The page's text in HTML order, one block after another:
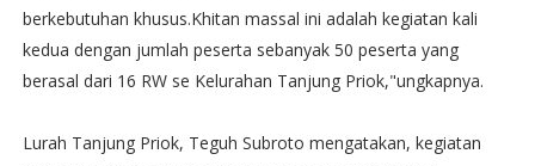
berkebutuhan khusus.Khitan massal ini adalah kegiatan kali
kedua dengan jumlah peserta sebanyak 50 peserta yang
berasal dari 16 RW se Kelurahan Tanjung Priok,"ungkapnya.
Lurah Tanjung Priok, Teguh Subroto mengatakan, kegiatan